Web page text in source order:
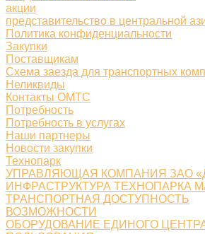
акции
представительство в центральной
Политика конфиденциальности
Закупки
Поставщикам
Схема заезда для транспортных
Неликвиды
Контакты ОМТС
Потребность
Потребность в услугах
Наши партнеры
Новости закупки
Технопарк
УПРАВЛЯЮЩАЯ КОМПАНИЯ ЗАО
ИНФРАСТРУКТУРА ТЕХНОПАРКА
ТРАНСПОРТНАЯ ДОСТУПНОСТЬ
ВОЗМОЖНОСТИ
ОБОРУДОВАНИЕ ЕДИНОГО